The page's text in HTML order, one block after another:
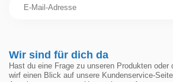
Wir sind für dich da
Hast du eine Frage zu unseren Produkten oder
wirf einen Blick auf unsere Kundenservice-